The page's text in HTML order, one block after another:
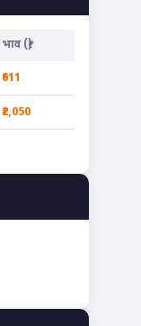
भाव (₹)
₹611
₹2,050